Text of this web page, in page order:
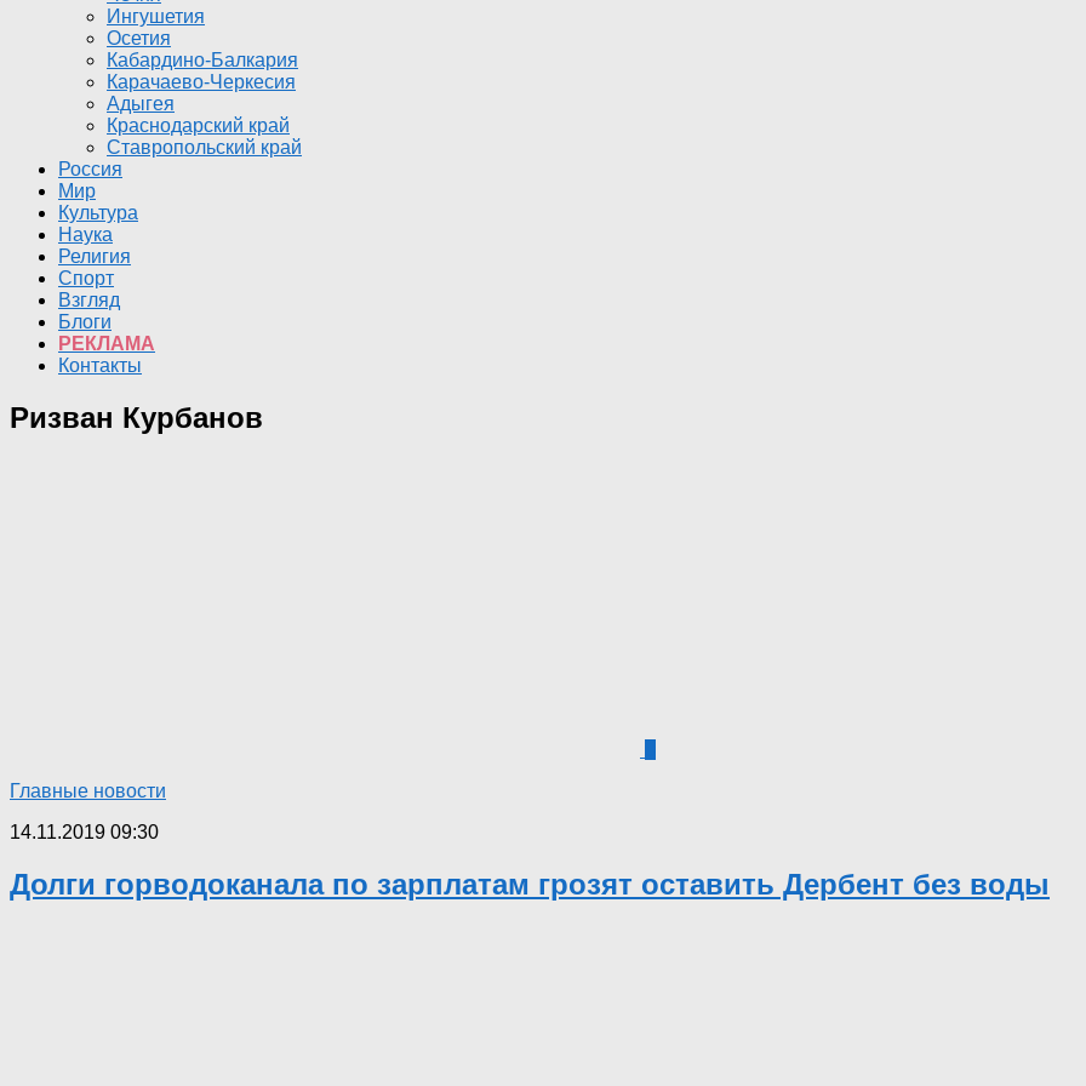
Ингушетия
Осетия
Кабардино-Балкария
Карачаево-Черкесия
Адыгея
Краснодарский край
Ставропольский край
Россия
Мир
Культура
Наука
Религия
Спорт
Взгляд
Блоги
РЕКЛАМА
Контакты
Ризван Курбанов
Главные новости
14.11.2019 09:30
Долги горводоканала по зарплатам грозят оставить Дербент без воды